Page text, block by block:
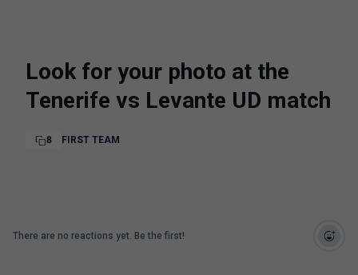
Look for your photo at the
Tenerife vs Levante UD match
8 FIRST TEAM
There are no reactions yet. Be the first!